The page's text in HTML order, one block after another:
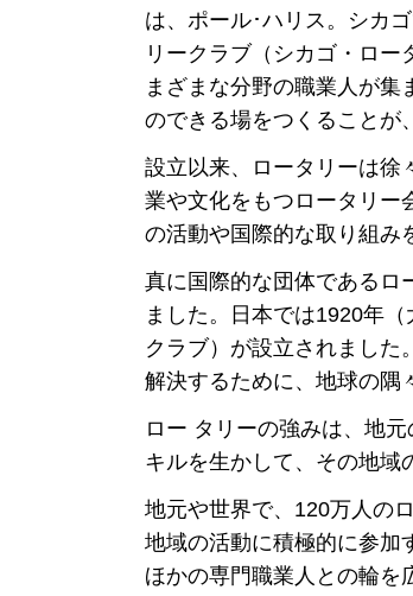
は、ポール･ハリス。シカ
リークラブ（シカゴ・ロー
まざまな分野の職業人が集
のできる場をつくることが
設立以来、ロータリーは徐
業や文化をもつロータリー
の活動や国際的な取り組み
真に国際的な団体であるロ
ました。日本では1920年
クラブ）が設立されました
解決するために、地球の隅
ロー タリーの強みは、地
キルを生かして、その地域
地元や世界で、120万人の
地域の活動に積極的に参加
ほかの専門職業人との輪を